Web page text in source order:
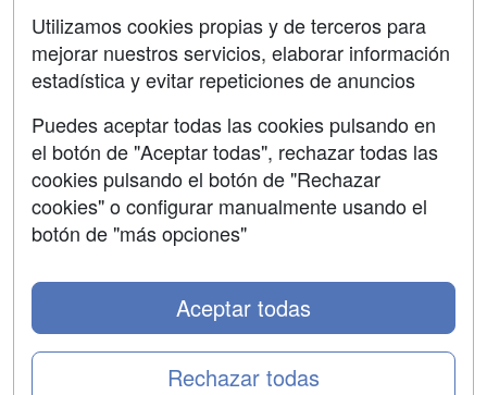
Contactar
Confidencialidad
Aviso legal
Copyleft
Utilizamos cookies propias y de terceros para
mejorar nuestros servicios, elaborar información
estadística y evitar repeticiones de anuncios
Puedes aceptar todas las cookies pulsando en
el botón de "Aceptar todas", rechazar todas las
cookies pulsando el botón de "Rechazar
cookies" o configurar manualmente usando el
botón de "más opciones"
Rechazar todas
Aceptar todas